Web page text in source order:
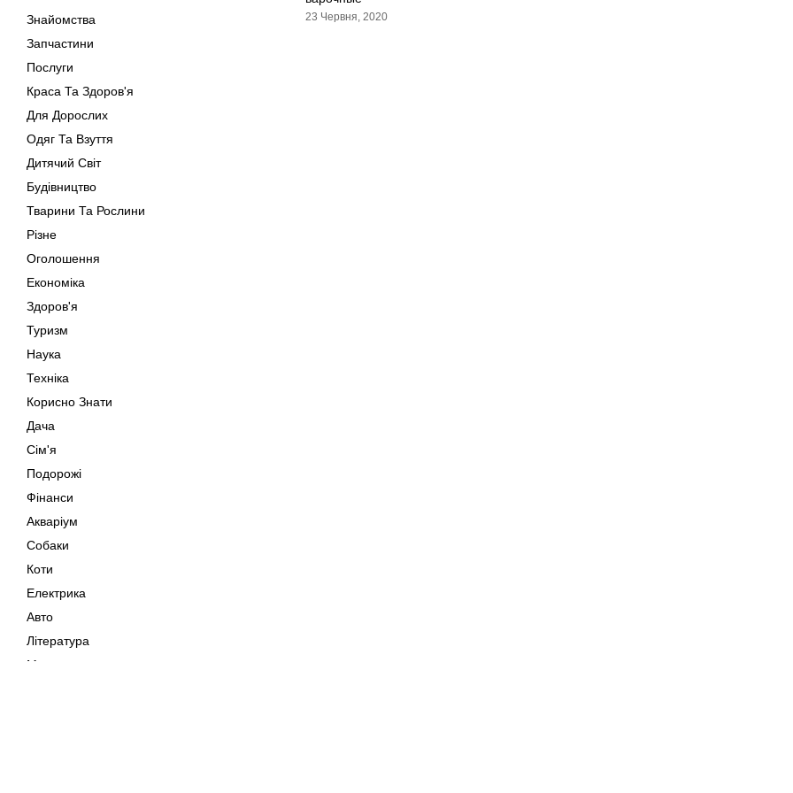
Знайомства
Запчастини
Послуги
Краса Та Здоров'я
Для Дорослих
Одяг Та Взуття
Дитячий Світ
Будівництво
Тварини Та Рослини
Різне
Оголошення
Економіка
Здоров'я
Туризм
Наука
Техніка
Корисно Знати
Дача
Сім'я
Подорожі
Фінанси
Акваріум
Собаки
Коти
Електрика
Авто
Література
Музика
23 Червня, 2020